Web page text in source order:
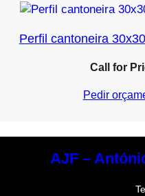
Perfil cantoneira
Call for
Pedir
AJF –